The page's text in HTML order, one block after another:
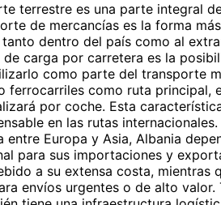
terrestre es una parte integral
de mercancías es la forma
dentro del país como al
carga por carretera es la
como parte del transporte
ferrocarriles como ruta principal,
por coche. Esta
en las rutas
entre Europa y Asia, Albania
para sus importaciones y
a su extensa costa, mientras
envíos urgentes o de alto